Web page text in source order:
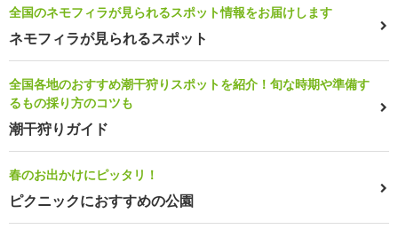
全国のネモフィラが見られるスポット情報をお届けします
ネモフィラが見られるスポット
全国各地のおすすめ潮干狩りスポットを紹介！旬な時期や準備す
るもの採り方のコツも
潮干狩りガイド
春のお出かけにピッタリ！
ピクニックにおすすめの公園